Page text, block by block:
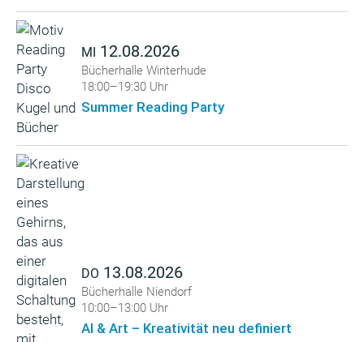
MI 12.08.2026
Bücherhalle Winterhude
18:00–19:30 Uhr
Summer Reading Party
DO 13.08.2026
Bücherhalle Niendorf
10:00–13:00 Uhr
AI & Art – Kreativität neu definiert